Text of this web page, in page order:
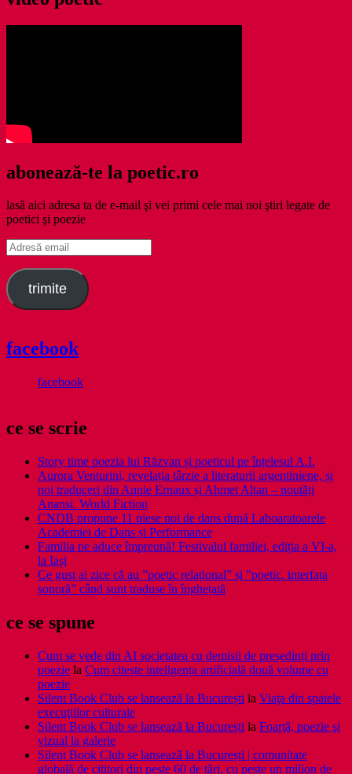
abonează-te la poetic.ro
lasă aici adresa ta de e-mail şi vei primi cele mai noi ştiri legate de
poetici şi poezie
Adresă
email
trimite
facebook
facebook
ce se scrie
Story time poezia lui Răzvan și poeticul pe înțelesul A.I.
Aurora Venturini, revelația târzie a literaturii argentiniene, și
noi traduceri din Annie Ernaux și Ahmet Altan – noutăți
Anansi. World Fiction
CNDB propune 11 piese noi de dans după Laboaratoarele
Academiei de Dans și Performance
Familia ne aduce împreună! Festivalul familiei, ediția a VI-a,
la Iași
Ce gust ai zice că au ”poetic relațional” și ”poetic. interfața
sonoră” când sunt traduse în înghețată
ce se spune
Cum se vede din AI societatea cu demisii de președinți prin
poezie la Cum citește inteligența artificială două volume cu
poezie
Silent Book Club se lansează la București la Viaţa din spatele
execuţiilor culturale
Silent Book Club se lansează la București la Foarţă, poezie şi
vizual la galerie
Silent Book Club se lansează la București | comunitate
globală de cititori din peste 60 de țări, cu peste un milion de